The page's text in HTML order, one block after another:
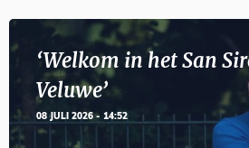
‘Welkom in het San
Veluwe’
08 JULI 2026 - 14:52